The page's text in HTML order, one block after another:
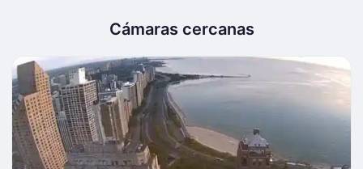
Cámaras cercanas